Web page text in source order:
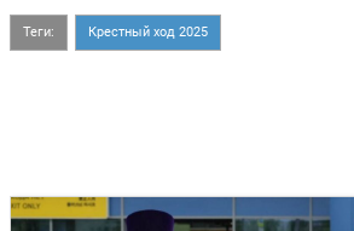
Теги: Крестный ход 2025